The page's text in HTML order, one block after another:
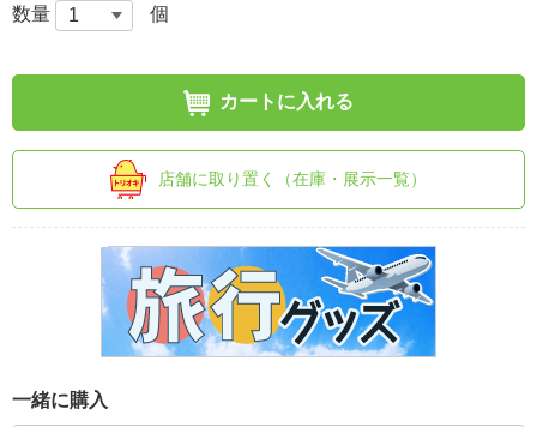
数量 個
カートに入れる
店舗に取り置く（在庫・展示一覧）
一緒に購入